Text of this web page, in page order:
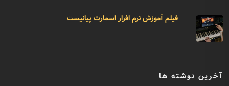
فیلم آموزش نرم افزار اسمارت پیانیست
آخرین نوشته ها